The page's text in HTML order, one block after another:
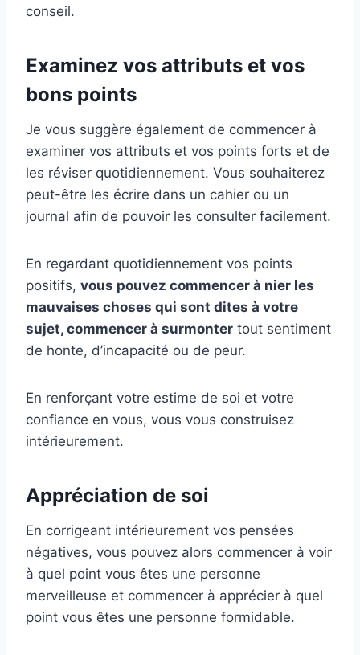
conseil.
Examinez vos attributs et vos
bons points
Je vous suggère également de commencer à
examiner vos attributs et vos points forts et de
les réviser quotidiennement. Vous souhaiterez
peut-être les écrire dans un cahier ou un
journal afin de pouvoir les consulter facilement.
En regardant quotidiennement vos points
positifs, vous pouvez commencer à nier les
mauvaises choses qui sont dites à votre
sujet, commencer à surmonter tout sentiment
de honte, d’incapacité ou de peur.
En renforçant votre estime de soi et votre
confiance en vous, vous vous construisez
intérieurement.
Appréciation de soi
En corrigeant intérieurement vos pensées
négatives, vous pouvez alors commencer à voir
à quel point vous êtes une personne
merveilleuse et commencer à apprécier à quel
point vous êtes une personne formidable.